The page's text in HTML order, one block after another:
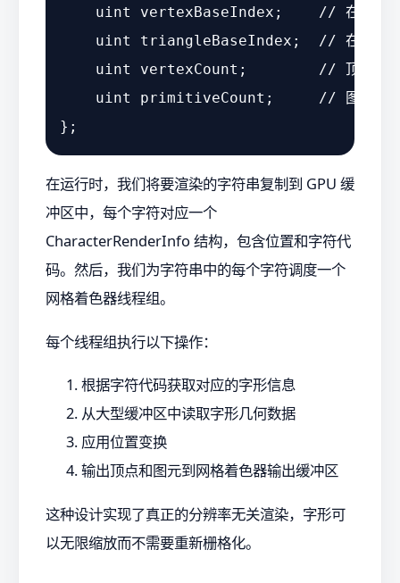
uint vertexBaseIndex;    // 在大型顶
uint triangleBaseIndex;  // 在索引缓
uint vertexCount;        // 顶点数
uint primitiveCount;     // 图元数
在运行时，我们将要渲染的字符串复制到 GPU 缓
冲区中，每个字符对应一个
CharacterRenderInfo 结构，包含位置和字符代
码。然后，我们为字符串中的每个字符调度一个
网格着色器线程组。
每个线程组执行以下操作：
根据字符代码获取对应的字形信息
从大型缓冲区中读取字形几何数据
应用位置变换
输出顶点和图元到网格着色器输出缓冲区
这种设计实现了真正的分辨率无关渲染，字形可
以无限缩放而不需要重新栅格化。